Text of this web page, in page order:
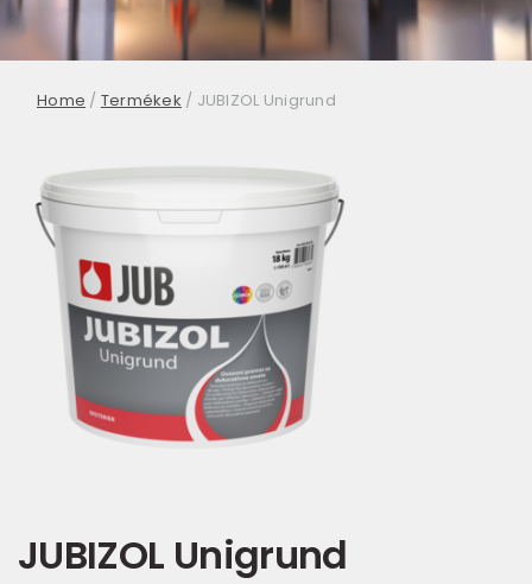
Home / Termékek / JUBIZOL Unigrund
JUBIZOL Unigrund